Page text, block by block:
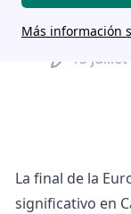
Más información
Alex
15 juillet
La final de la
significativo en